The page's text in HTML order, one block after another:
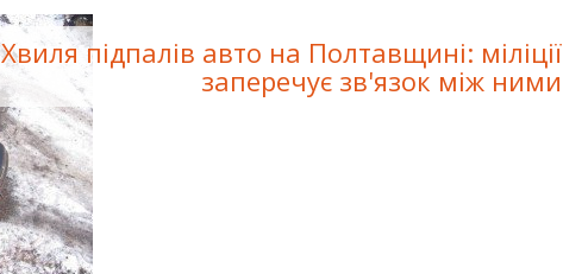
Хвиля підпалів авто на Полтавщині: міліції
заперечує зв'язок між ними